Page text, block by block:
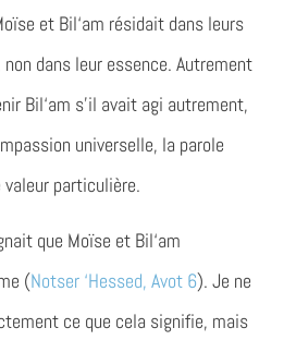
et Bil‘am résidait dans leurs
dans leur essence. Autrement
Bil‘am s’il avait agi autrement,
universelle, la parole
valeur particulière.
que Moïse et Bil‘am
(Notser ‘Hessed, Avot 6). Je ne
ce que cela signifie, mais